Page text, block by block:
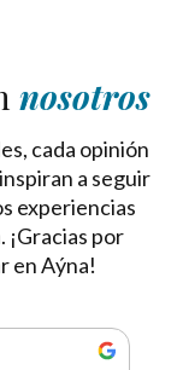
nosotros
cada opinión
a seguir
experiencias
por
en Aýna!